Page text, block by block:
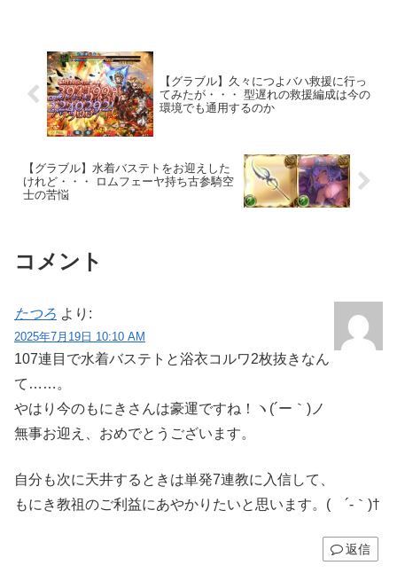
【グラブル】久々につよバハ救援に行っ
てみたが・・・ 型遅れの救援編成は今の
環境でも通用するのか
【グラブル】水着バステトをお迎えした
けれど・・・ ロムフェーヤ持ち古参騎空
士の苦悩
コメント
たつろ より:
2025年7月19日 10:10 AM
107連目で水着バステトと浴衣コルワ2枚抜きなん
て……。
やはり今のもにきさんは豪運ですね！ヽ(´ー｀)ノ
無事お迎え、おめでとうございます。
自分も次に天井するときは単発7連教に入信して、
もにき教祖のご利益にあやかりたいと思います。( ´-｀)†
返信